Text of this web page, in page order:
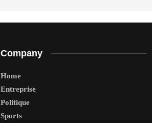
Company
Home
Entreprise
Politique
Sports